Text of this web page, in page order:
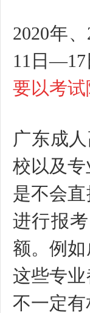
2020年
11日—17
要以考试
广东成
校以及
是不会
进行报
额。例
这些专
不一定有